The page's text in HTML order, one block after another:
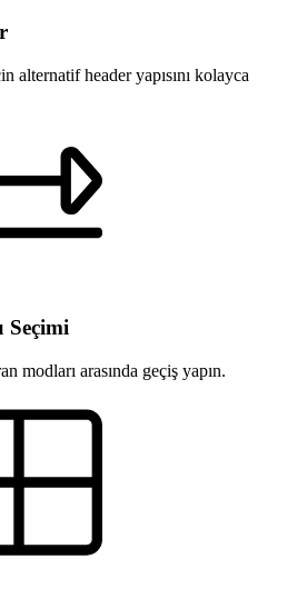
alternatif header yapısını kolayca
modları arasında geçiş yapın.